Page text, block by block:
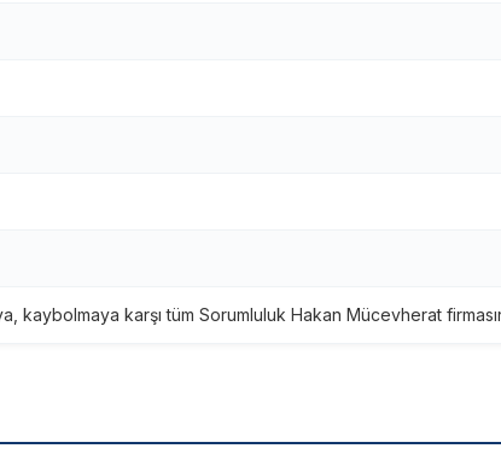
kaybolmaya karşı tüm Sorumluluk Hakan Mücevherat